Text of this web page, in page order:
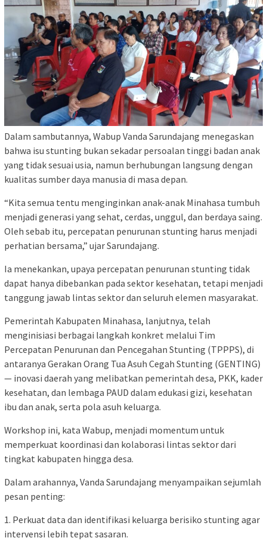
Dalam sambutannya, Wabup Vanda Sarundajang menegaskan
bahwa isu stunting bukan sekadar persoalan tinggi badan anak
yang tidak sesuai usia, namun berhubungan langsung dengan
kualitas sumber daya manusia di masa depan.
“Kita semua tentu menginginkan anak-anak Minahasa tumbuh
menjadi generasi yang sehat, cerdas, unggul, dan berdaya saing.
Oleh sebab itu, percepatan penurunan stunting harus menjadi
perhatian bersama,” ujar Sarundajang.
Ia menekankan, upaya percepatan penurunan stunting tidak
dapat hanya dibebankan pada sektor kesehatan, tetapi menjadi
tanggung jawab lintas sektor dan seluruh elemen masyarakat.
Pemerintah Kabupaten Minahasa, lanjutnya, telah
menginisiasi berbagai langkah konkret melalui Tim
Percepatan Penurunan dan Pencegahan Stunting (TPPPS), di
antaranya Gerakan Orang Tua Asuh Cegah Stunting (GENTING)
— inovasi daerah yang melibatkan pemerintah desa, PKK, kader
kesehatan, dan lembaga PAUD dalam edukasi gizi, kesehatan
ibu dan anak, serta pola asuh keluarga.
Workshop ini, kata Wabup, menjadi momentum untuk
memperkuat koordinasi dan kolaborasi lintas sektor dari
tingkat kabupaten hingga desa.
Dalam arahannya, Vanda Sarundajang menyampaikan sejumlah
pesan penting:
1. Perkuat data dan identifikasi keluarga berisiko stunting agar
intervensi lebih tepat sasaran.